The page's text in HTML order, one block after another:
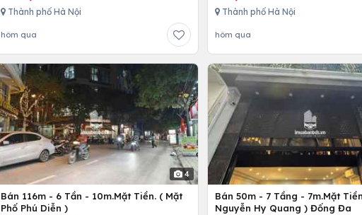
Thành phố Hà Nội
hôm qua
Thành phố Hà Nội
hôm qua
4
Bán 116m - 6 Tần - 10m.Mặt Tiền. ( Mặt
Phố Phú Diễn )
Bán 50m - 7 Tầng - 7m.Mặt
Nguyễn Hy Quang ) Đống Đa